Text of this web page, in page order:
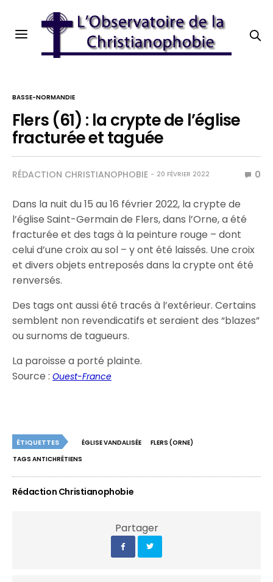
BASSE-NORMANDIE
Flers (61) : la crypte de l’église
fracturée et taguée
RÉDACTION CHRISTIANOPHOBIE 20 FÉVRIER 2022 0
Dans la nuit du 15 au 16 février 2022, la crypte de
l’église Saint-Germain de Flers, dans l’Orne, a été
fracturée et des tags à la peinture rouge – dont
celui d’une croix au sol – y ont été laissés. Une croix
et divers objets entreposés dans la crypte ont été
renversés.
Des tags ont aussi été tracés à l’extérieur. Certains
semblent non revendicatifs et seraient des “blazes”
ou surnoms de tagueurs.
La paroisse a porté plainte.
Source : Ouest-France
ÉTIQUETTES ÉGLISE VANDALISÉE
FLERS (ORNE)
TAGS ANTICHRÉTIENS
Rédaction Christianophobie
Partager